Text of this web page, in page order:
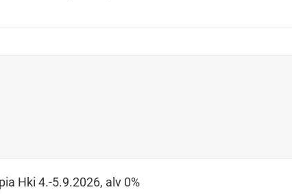
Hki 4.-5.9.2026, alv 0%